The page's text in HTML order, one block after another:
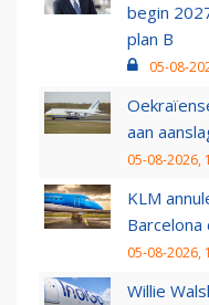
begin
plan B
05-08-
aan
05-08-2026,
KLM
05-08-2026,
Willie